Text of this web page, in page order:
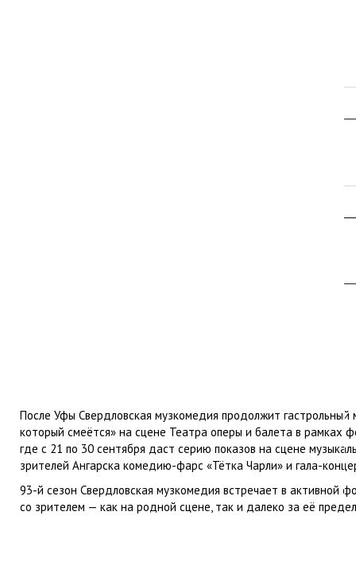
После Уфы Свердловская музкомедия продолжит
который смеётся» на сцене Театра оперы и балета в рамках
где с 21 по 30 сентября даст серию показов на сцене
зрителей Ангарска комедию-фарс «Тётка Чарли» и гала-
93-й сезон Свердловская музкомедия встречает в активной
со зрителем — как на родной сцене, так и далеко за её